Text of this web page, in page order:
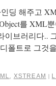
딩 해주고
를 XML
이브러리다..
폴트로 그것
, XSTREAM |